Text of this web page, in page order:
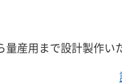
産用まで設計製作い